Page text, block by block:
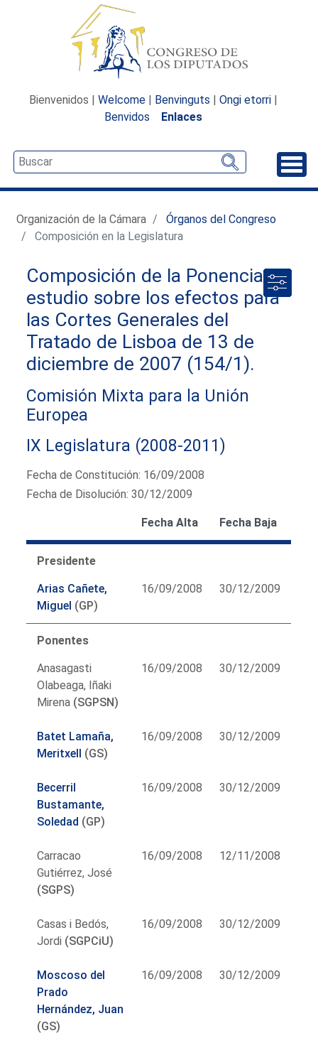
Bienvenidos | Welcome | Benvinguts | Ongi etorri |
Benvidos
Enlaces
Organización de la Cámara
Órganos del Congreso
Composición en la Legislatura
Composición de la Ponencia de
estudio sobre los efectos para
las Cortes Generales del
Tratado de Lisboa de 13 de
diciembre de 2007 (154/1).
Comisión Mixta para la Unión
Europea
IX Legislatura (2008-2011)
Fecha de Constitución: 16/09/2008
Fecha de Disolución: 30/12/2009
Fecha Alta Fecha Baja
Presidente
Arias Cañete,
Miguel (GP)
16/09/2008 30/12/2009
Ponentes
Anasagasti
Olabeaga, Iñaki
Mirena (SGPSN)
16/09/2008 30/12/2009
Batet Lamaña,
Meritxell (GS)
16/09/2008 30/12/2009
Becerril
Bustamante,
Soledad (GP)
16/09/2008 30/12/2009
Carracao
Gutiérrez, José
(SGPS)
16/09/2008 12/11/2008
Casas i Bedós,
Jordi (SGPCiU)
16/09/2008 30/12/2009
Moscoso del
Prado
Hernández, Juan
(GS)
16/09/2008 30/12/2009